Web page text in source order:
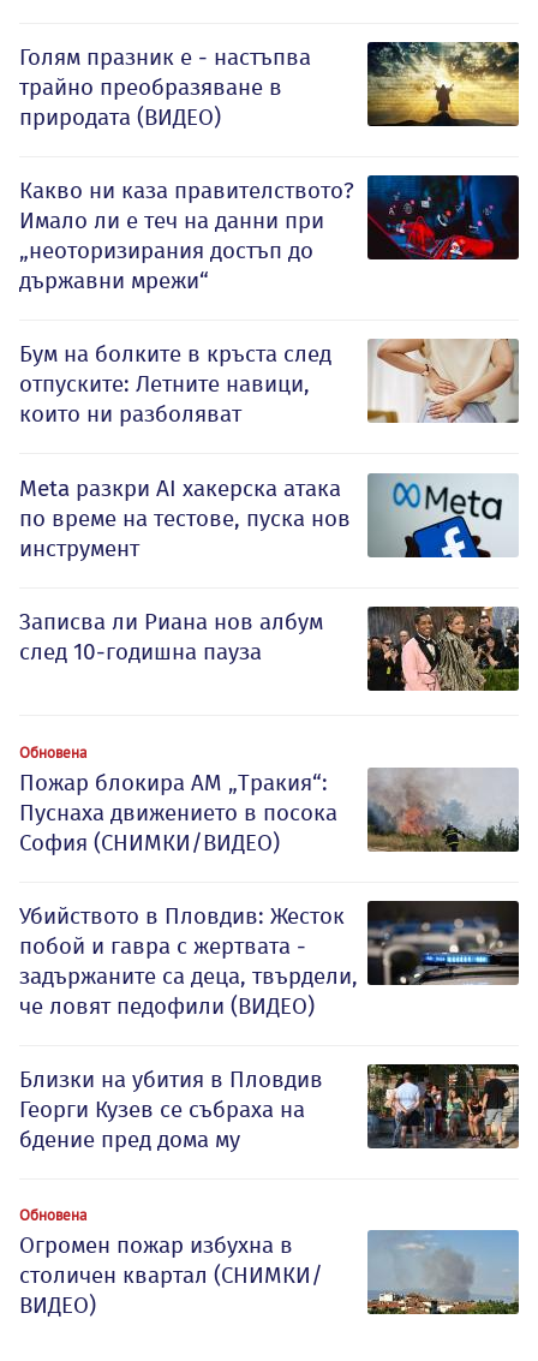
Голям празник е - настъпва
трайно преобразяване в
природата (ВИДЕО)
Какво ни каза правителството?
Имало ли е теч на данни при
„неоторизирания достъп до
държавни мрежи“
Бум на болките в кръста след
отпуските: Летните навици,
които ни разболяват
Meta разкри AI хакерска атака
по време на тестове, пуска нов
инструмент
Записва ли Риана нов албум
след 10-годишна пауза
Обновена
Пожар блокира АМ „Тракия“:
Пуснаха движението в посока
София (СНИМКИ/ВИДЕО)
Убийството в Пловдив: Жесток
побой и гавра с жертвата -
задържаните са деца, твърдели,
че ловят педофили (ВИДЕО)
Близки на убития в Пловдив
Георги Кузев се събраха на
бдение пред дома му
Обновена
Огромен пожар избухна в
столичен квартал (СНИМКИ/
ВИДЕО)